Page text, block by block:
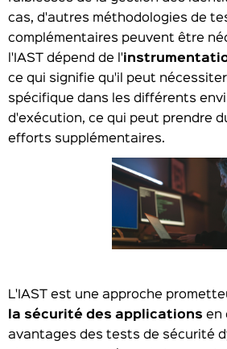
cas, d'autres méthodologies de
complémentaires peuvent être
l'IAST dépend de l'
ce qui signifie qu'il peut
spécifique dans les différents
d'exécution, ce qui peut prendre
efforts supplémentaires.
L'IAST est une approche
la sécurité des applications en
avantages des tests de sécurité